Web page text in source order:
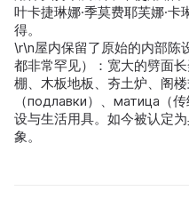
叶卡捷琳娜·季莫费耶芙娜·
得。
\r\n屋内保留了原始的内部陈
都非常罕见）：宽大的劈面
棚、木板地板、夯土炉、阁
（подлавки）、матица（
设与生活用具。如今被认定
象。